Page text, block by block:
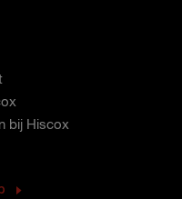
bij Hiscox